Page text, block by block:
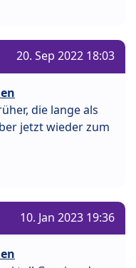
20. Sep 2022 18:03
die lange als
jetzt wieder zum
10. Jan 2023 19:36